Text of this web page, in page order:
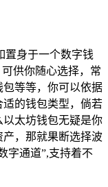
置身于一个数字钱
供你随心选择，常
等等，你可以依据
的钱包类型，倘若
太坊钱包无疑是你
，那就果断选择波
字通道”,支持着不